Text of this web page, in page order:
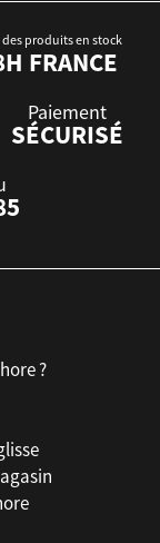
produits en stock
FRANCE
Paiement
SÉCURISÉ
?